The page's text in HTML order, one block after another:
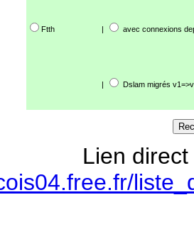
Ftth | avec connexions
| Dslam migrés
Lien